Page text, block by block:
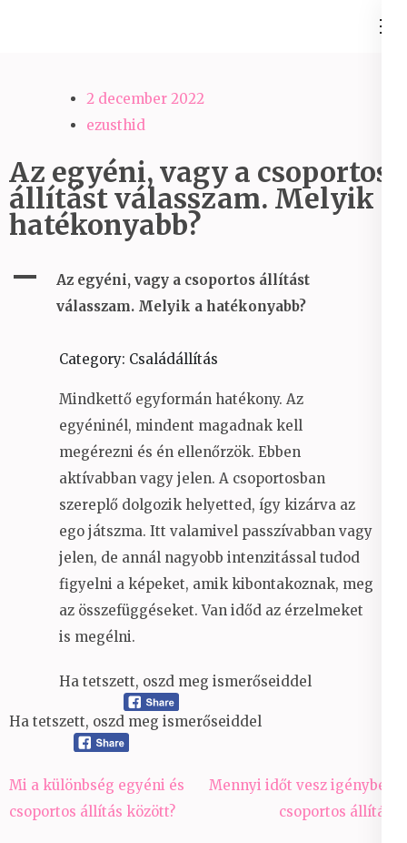
2 december 2022
ezusthid
Az egyéni, vagy a csoportos
állítást válasszam. Melyik a
hatékonyabb?
A
Az egyéni, vagy a csoportos állítást
válasszam. Melyik a hatékonyabb?
Category: Családállítás
Mindkettő egyformán hatékony. Az
egyéninél, mindent magadnak kell
megérezni és én ellenőrzök. Ebben
aktívabban vagy jelen. A csoportosban
szereplő dolgozik helyetted, így kizárva az
ego játszma. Itt valamivel passzívabban vagy
jelen, de annál nagyobb intenzitással tudod
figyelni a képeket, amik kibontakoznak, meg
az összefüggéseket. Van időd az érzelmeket
is megélni.
Ha tetszett, oszd meg ismerőseiddel
Ha tetszett, oszd meg ismerőseiddel
Bejegyzés
navigáció
Mi a különbség egyéni és
csoportos állítás között?
Mennyi időt vesz igénybe a
csoportos állítás?